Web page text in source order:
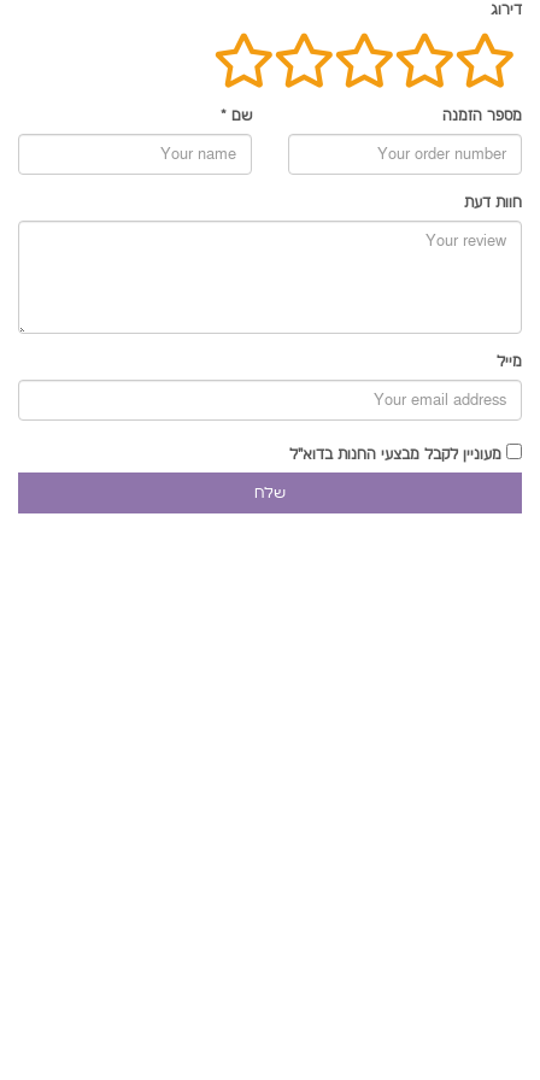
דירוג
שם * מספר הזמנה
חוות דעת
מייל
מעוניין לקבל מבצעי החנות בדוא"ל